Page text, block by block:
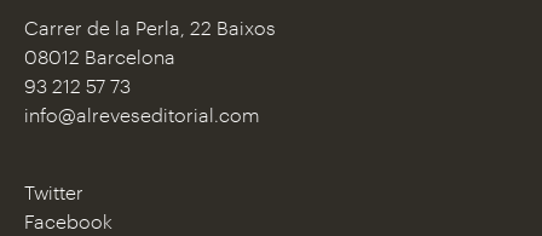
Carrer de la Perla, 22 Baixos
08012 Barcelona
93 212 57 73
info@alreveseditorial.com
Twitter
Facebook